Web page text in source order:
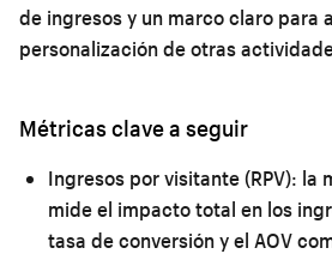
de ingresos y un marco claro para
personalización de otras
Métricas clave a seguir
Ingresos por visitante (RPV): la
mide el impacto total en los
tasa de conversión y el AOV